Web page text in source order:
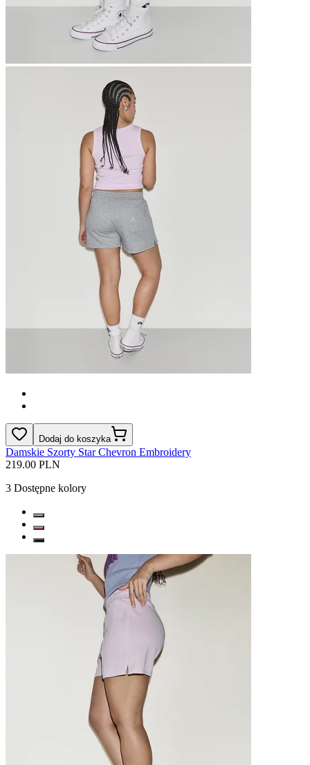
Dodaj do koszyka
Damskie Szorty Star Chevron Embroidery
219.00 PLN
3 Dostępne kolory